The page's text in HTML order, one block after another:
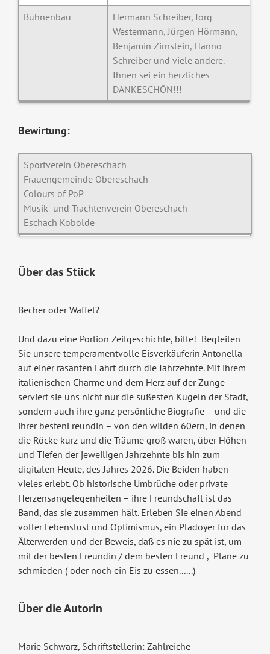
Bühnenbau
Hermann Schreiber, Jörg
Westermann, Jürgen Hörmann,
Benjamin Zirnstein, Hanno
Schreiber und viele andere.
Ihnen sei ein herzliches
DANKESCHÖN!!!
Bewirtung:
Sportverein Obereschach
Frauengemeinde Obereschach
Colours of PoP
Musik- und Trachtenverein Obereschach
Eschach Kobolde
Über das Stück
Becher oder Waffel?
Und dazu eine Portion Zeitgeschichte, bitte! Begleiten
Sie unsere temperamentvolle Eisverkäuferin Antonella
auf einer rasanten Fahrt durch die Jahrzehnte. Mit ihrem
italienischen Charme und dem Herz auf der Zunge
serviert sie uns nicht nur die süßesten Kugeln der Stadt,
sondern auch ihre ganz persönliche Biografie – und die
ihrer bestenFreundin – von den wilden 60ern, in denen
die Röcke kurz und die Träume groß waren, über Höhen
und Tiefen der jeweiligen Jahrzehnte bis hin zum
digitalen Heute, des Jahres 2026. Die Beiden haben
vieles erlebt. Ob historische Umbrüche oder private
Herzensangelegenheiten – ihre Freundschaft ist das
Band, das sie zusammen hält. Erleben Sie einen Abend
voller Lebenslust und Optimismus, ein Plädoyer für das
Älterwerden und der Beweis, daß es nie zu spät ist, um
mit der besten Freundin / dem besten Freund , Pläne zu
schmieden ( oder noch ein Eis zu essen......)
Über die Autorin
Marie Schwarz, Schriftstellerin: Zahlreiche